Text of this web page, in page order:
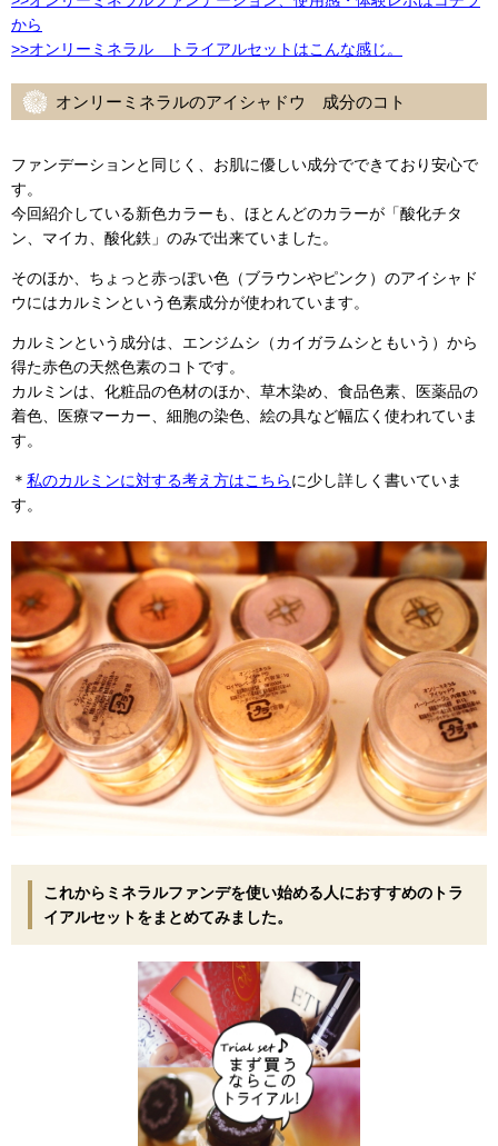
から
>>オンリーミネラル トライアルセットはこんな感じ。
オンリーミネラルのアイシャドウ 成分のコト
ファンデーションと同じく、お肌に優しい成分でできており安心で
す。
今回紹介している新色カラーも、ほとんどのカラーが「酸化チタ
ン、マイカ、酸化鉄」のみで出来ていました。
そのほか、ちょっと赤っぽい色（ブラウンやピンク）のアイシャド
ウにはカルミンという色素成分が使われています。
カルミンという成分は、エンジムシ（カイガラムシともいう）から
得た赤色の天然色素のコトです。
カルミンは、化粧品の色材のほか、草木染め、食品色素、医薬品の
着色、医療マーカー、細胞の染色、絵の具など幅広く使われていま
す。
＊ 私のカルミンに対する考え方はこちらに少し詳しく書いていま
す。
これからミネラルファンデを使い始める人におすすめのトラ
イアルセットをまとめてみました。